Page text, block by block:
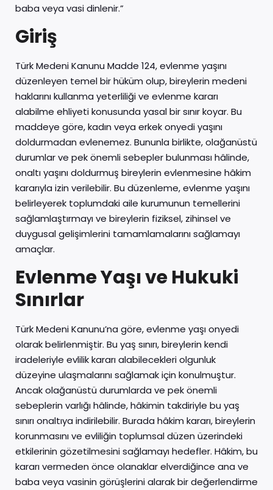
baba veya vasi dinlenir.”
Giriş
Türk Medeni Kanunu Madde 124, evlenme yaşını
düzenleyen temel bir hüküm olup, bireylerin medeni
haklarını kullanma yeterliliği ve evlenme kararı
alabilme ehliyeti konusunda yasal bir sınır koyar. Bu
maddeye göre, kadın veya erkek onyedi yaşını
doldurmadan evlenemez. Bununla birlikte, olağanüstü
durumlar ve pek önemli sebepler bulunması hâlinde,
onaltı yaşını doldurmuş bireylerin evlenmesine hâkim
kararıyla izin verilebilir. Bu düzenleme, evlenme yaşını
belirleyerek toplumdaki aile kurumunun temellerini
sağlamlaştırmayı ve bireylerin fiziksel, zihinsel ve
duygusal gelişimlerini tamamlamalarını sağlamayı
amaçlar.
Evlenme Yaşı ve Hukuki
Sınırlar
Türk Medeni Kanunu’na göre, evlenme yaşı onyedi
olarak belirlenmiştir. Bu yaş sınırı, bireylerin kendi
iradeleriyle evlilik kararı alabilecekleri olgunluk
düzeyine ulaşmalarını sağlamak için konulmuştur.
Ancak olağanüstü durumlarda ve pek önemli
sebeplerin varlığı hâlinde, hâkimin takdiriyle bu yaş
sınırı onaltıya indirilebilir. Burada hâkim kararı, bireylerin
korunmasını ve evliliğin toplumsal düzen üzerindeki
etkilerinin gözetilmesini sağlamayı hedefler. Hâkim, bu
kararı vermeden önce olanaklar elverdiğince ana ve
baba veya vasinin görüşlerini alarak bir değerlendirme